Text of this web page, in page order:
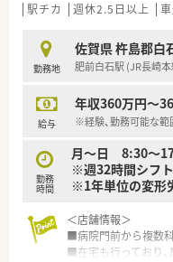
駅チカ 週休2.5日以上
勤務地
佐賀県 杵島郡白
肥前白石駅 (JR長崎
給与
年収360万円～
※経験、勤務可能な範
勤務
時間
月～日 8:30～
※週32時間シフ
※1年単位の変形
＜店舗情報＞
■病院門前から複数
■在宅も行っており、